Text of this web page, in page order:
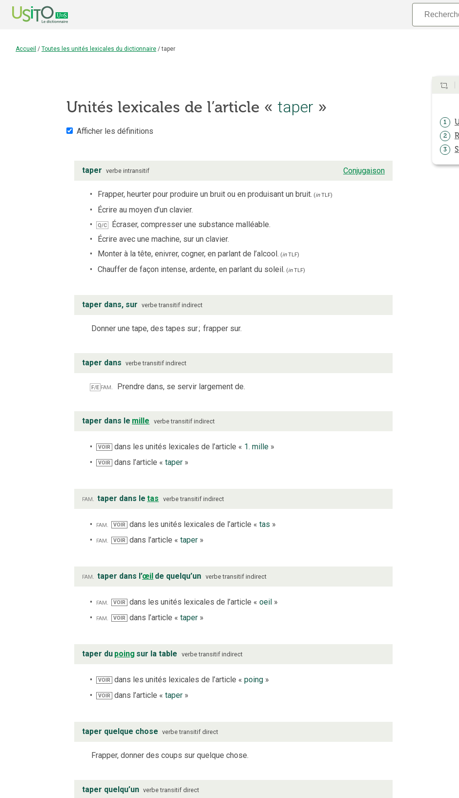
Accueil / Toutes les unités lexicales du dictionnaire / taper
Unités lexicales de l’article « taper »
Afficher les définitions
taper verbe intransitif Conjugaison
Frapper, heurter pour produire un bruit ou en produisant un bruit. (inTLF)
Écrire au moyen d’un clavier.
Q/C
Écraser, compresser une substance malléable.
Écrire avec une machine, sur un clavier.
Monter à la tête, enivrer, cogner, en parlant de l’alcool. (inTLF)
Chauffer de façon intense, ardente, en parlant du soleil. (inTLF)
taper dans, sur verbe transitif indirect
Donner une tape, des tapes sur; frapper sur.
taper dans verbe transitif indirect
F/E fam. Prendre dans, se servir largement de.
taper dans le mille verbe transitif indirect
VOIR dans les unités lexicales de l’article « 1. mille »
VOIR dans l’article «taper »
fam. taper dans le tas verbe transitif indirect
fam. VOIR dans les unités lexicales de l’article «tas »
fam.
VOIR dans l’article «taper »
fam. taper dans l’œil de quelqu’un verbe transitif indirect
fam. VOIR dans les unités lexicales de l’article «oeil »
fam.
VOIR dans l’article «taper »
taper du poing sur la table verbe transitif indirect
VOIR dans les unités lexicales de l’article «poing »
VOIR dans l’article «taper »
taper quelque chose verbe transitif direct
Frapper, donner des coups sur quelque chose.
taper quelqu’un verbe transitif direct
1
2
3